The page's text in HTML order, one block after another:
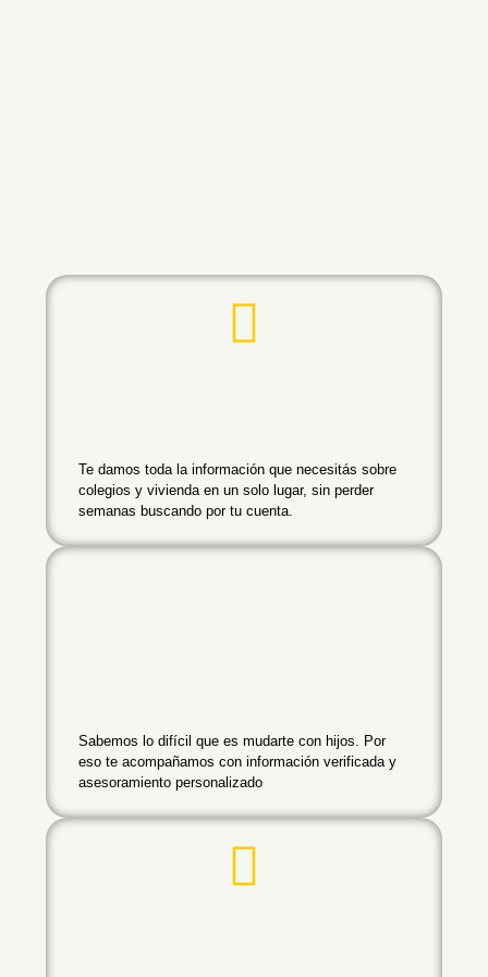
Te damos toda la información que necesitás sobre
colegios y vivienda en un solo lugar, sin perder
semanas buscando por tu cuenta.
Sabemos lo difícil que es mudarte con hijos. Por
eso te acompañamos con información verificada y
asesoramiento personalizado